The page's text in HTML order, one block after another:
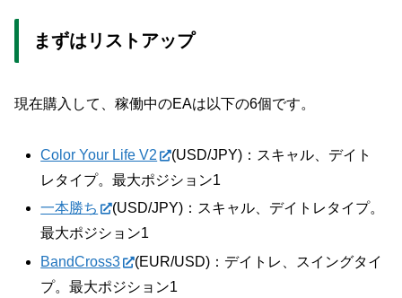
まずはリストアップ
現在購入して、稼働中のEAは以下の6個です。
Color Your Life V2
(USD/JPY)：スキャル、デイト
レタイプ。最大ポジション1
一本勝ち
(USD/JPY)：スキャル、デイトレタイプ。
最大ポジション1
BandCross3
(EUR/USD)：デイトレ、スイングタイ
プ。最大ポジション1